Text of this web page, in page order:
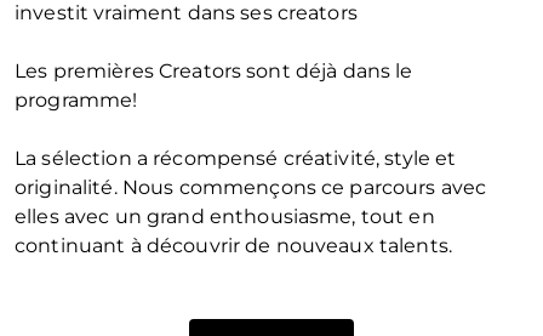
investit vraiment dans ses creators
Les premières Creators sont déjà dans le
programme!
La sélection a récompensé créativité, style et
originalité. Nous commençons ce parcours avec
elles avec un grand enthousiasme, tout en
continuant à découvrir de nouveaux talents.